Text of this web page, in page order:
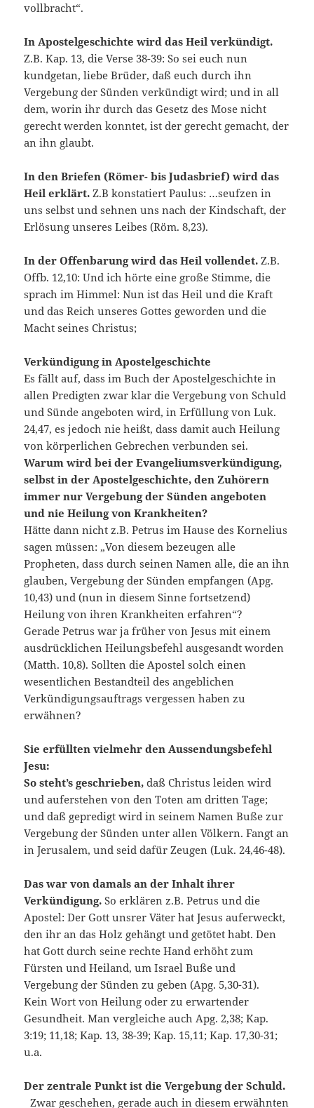
vollbracht“.
In Apostelgeschichte wird das Heil verkündigt.
Z.B. Kap. 13, die Verse 38-39: So sei euch nun
kundgetan, liebe Brüder, daß euch durch ihn
Vergebung der Sünden verkündigt wird; und in all
dem, worin ihr durch das Gesetz des Mose nicht
gerecht werden konntet, ist der gerecht gemacht, der
an ihn glaubt.
In den Briefen (Römer- bis Judasbrief) wird das
Heil erklärt. Z.B konstatiert Paulus: …seufzen in
uns selbst und sehnen uns nach der Kindschaft, der
Erlösung unseres Leibes (Röm. 8,23).
In der Offenbarung wird das Heil vollendet. Z.B.
Offb. 12,10: Und ich hörte eine große Stimme, die
sprach im Himmel: Nun ist das Heil und die Kraft
und das Reich unseres Gottes geworden und die
Macht seines Christus;
Verkündigung in Apostelgeschichte
Es fällt auf, dass im Buch der Apostelgeschichte in
allen Predigten zwar klar die Vergebung von Schuld
und Sünde angeboten wird, in Erfüllung von Luk.
24,47, es jedoch nie heißt, dass damit auch Heilung
von körperlichen Gebrechen verbunden sei.
Warum wird bei der Evangeliumsverkündigung,
selbst in der Apostelgeschichte, den Zuhörern
immer nur Vergebung der Sünden angeboten
und nie Heilung von Krankheiten?
Hätte dann nicht z.B. Petrus im Hause des Kornelius
sagen müssen: „Von diesem bezeugen alle
Propheten, dass durch seinen Namen alle, die an ihn
glauben, Vergebung der Sünden empfangen (Apg.
10,43) und (nun in diesem Sinne fortsetzend)
Heilung von ihren Krankheiten erfahren“?
Gerade Petrus war ja früher von Jesus mit einem
ausdrücklichen Heilungsbefehl ausgesandt worden
(Matth. 10,8). Sollten die Apostel solch einen
wesentlichen Bestandteil des angeblichen
Verkündigungsauftrags vergessen haben zu
erwähnen?
Sie erfüllten vielmehr den Aussendungsbefehl
Jesu:
So steht’s geschrieben, daß Christus leiden wird
und auferstehen von den Toten am dritten Tage;
und daß gepredigt wird in seinem Namen Buße zur
Vergebung der Sünden unter allen Völkern. Fangt an
in Jerusalem, und seid dafür Zeugen (Luk. 24,46-48).
Das war von damals an der Inhalt ihrer
Verkündigung. So erklären z.B. Petrus und die
Apostel: Der Gott unsrer Väter hat Jesus auferweckt,
den ihr an das Holz gehängt und getötet habt. Den
hat Gott durch seine rechte Hand erhöht zum
Fürsten und Heiland, um Israel Buße und
Vergebung der Sünden zu geben (Apg. 5,30-31).
Kein Wort von Heilung oder zu erwartender
Gesundheit. Man vergleiche auch Apg. 2,38; Kap.
3:19; 11,18; Kap. 13, 38-39; Kap. 15,11; Kap. 17,30-31;
u.a.
Der zentrale Punkt ist die Vergebung der Schuld.
Zwar geschehen, gerade auch in diesem erwähnten